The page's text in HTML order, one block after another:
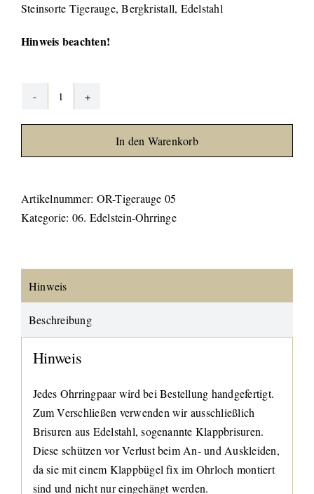
Steinsorte Tigerauge, Bergkristall, Edelstahl
Hinweis beachten!
Tigerauge
Ohrringe
Menge
In den Warenkorb
Artikelnummer: OR-Tigerauge 05
Kategorie: 06. Edelstein-Ohrringe
Hinweis
Beschreibung
Hinweis
Jedes Ohrringpaar wird bei Bestellung handgefertigt.
Zum Verschließen verwenden wir ausschließlich
Brisuren aus Edelstahl, sogenannte Klappbrisuren.
Diese schützen vor Verlust beim An- und Auskleiden,
da sie mit einem Klappbügel fix im Ohrloch montiert
sind und nicht nur eingehängt werden.